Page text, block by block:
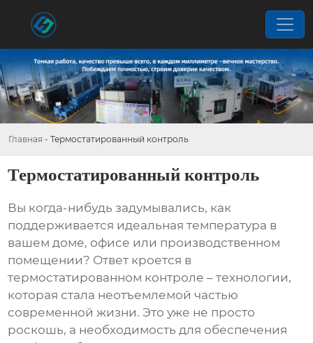
Главная - Термостатированный контроль
Термостатированный контроль
Вы когда-нибудь задумывались, как
поддерживается идеальная температура в
вашем доме, офисе или производственном
помещении? Ответ кроется в
термостатированном контроле – технологии,
которая стала неотъемлемой частью
современной жизни. Это уже не просто
роскошь, а необходимость для обеспечения